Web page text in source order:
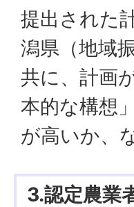
提出された
潟県（地域
共に、計画
本的な構想
が高いか、
3.認定農業